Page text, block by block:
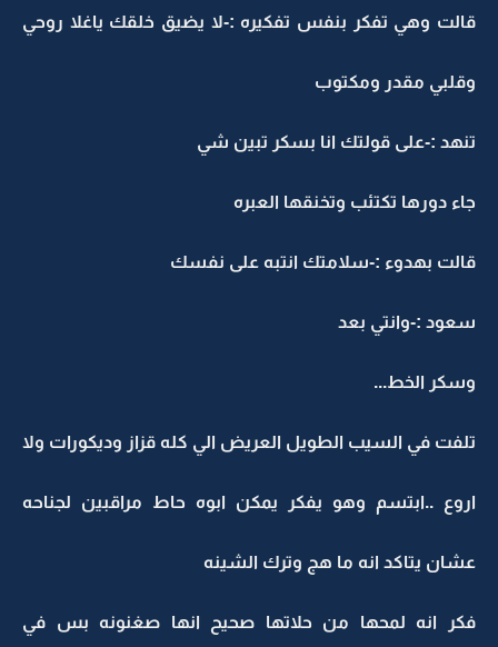
وهي تفكر بنفس تفكيره :-لا يضيق خلقك ياغلا روحي
مقدر ومكتوب
:-على قولتك انا بسكر تبين شي
دورها تكتئب وتخنقها العبره
بهدوء :-سلامتك انتبه على نفسك
:-وانتي بعد
الخط...
في السيب الطويل العريض الي كله قزاز وديكورات ولا
..ابتسم وهو يفكر يمكن ابوه حاط مراقبين لجناحه
يتاكد انه ما هج وترك الشينه
انه لمحها من حلاتها صحيح انها صغنونه بس في